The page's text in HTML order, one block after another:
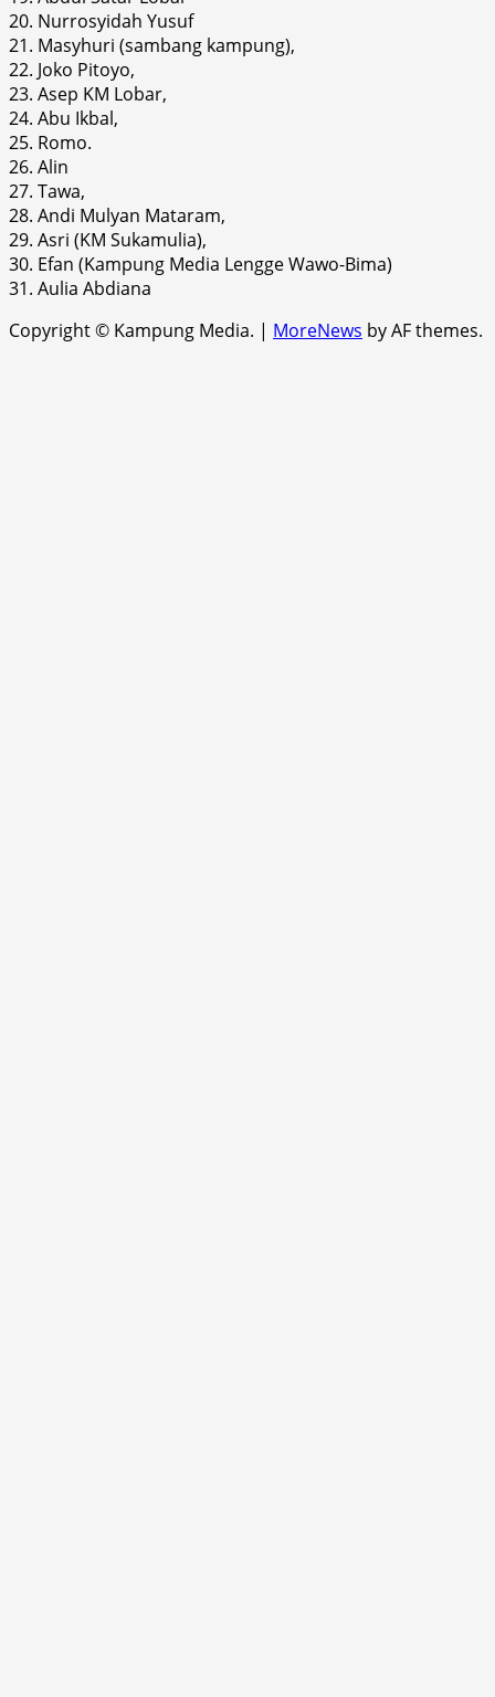
20. Nurrosyidah Yusuf
21. Masyhuri (sambang kampung),
22. Joko Pitoyo,
23. Asep KM Lobar,
24. Abu Ikbal,
25. Romo.
26. Alin
27. Tawa,
28. Andi Mulyan Mataram,
29. Asri (KM Sukamulia),
30. Efan (Kampung Media Lengge Wawo-Bima)
31. Aulia Abdiana
Copyright © Kampung Media. | MoreNews by AF themes.